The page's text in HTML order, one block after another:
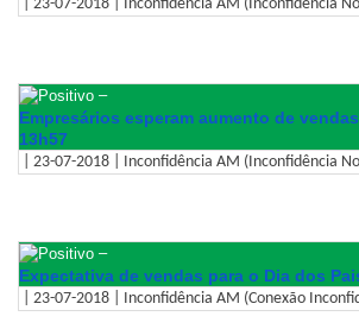
| 23-07-2018 | Inconfidência AM (Inconfidência
–
Empresários esperam aumento de
13h57
| 23-07-2018 | Inconfidência AM (Inconfidência
–
Expectativa de vendas para o Dia dos
| 23-07-2018 | Inconfidência AM (Conexão